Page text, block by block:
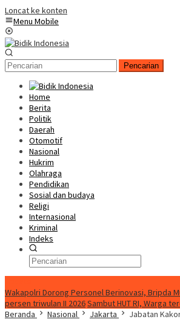
Loncat ke konten
Menu Mobile
Pencarian
Home
Berita
Politik
Daerah
Otomotif
Nasional
Hukrim
Olahraga
Pendidikan
Sosial dan budaya
Religi
Internasional
Kriminal
Indeks
Wakapolri Dorong Personel Berinovasi, Bripda
persen triwulan II 2026Sambut HUT RI, Warga
Beranda
Nasional Jakarta Jabatan